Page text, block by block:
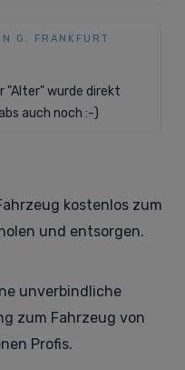
G. FRANKFURT
"Alter" wurde direkt
auch noch :-)
kostenlos zum
und entsorgen.
unverbindliche
zum Fahrzeug von
Profis.